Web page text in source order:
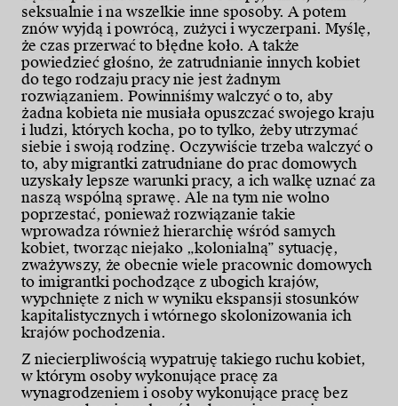
seksualnie i na wszelkie inne sposoby. A potem
znów wyjdą i powrócą, zużyci i wyczerpani. Myślę,
że czas przerwać to błędne koło. A także
powiedzieć głośno, że zatrudnianie innych kobiet
do tego rodzaju pracy nie jest żadnym
rozwiązaniem. Powinniśmy walczyć o to, aby
żadna kobieta nie musiała opuszczać swojego kraju
i ludzi, których kocha, po to tylko, żeby utrzymać
siebie i swoją rodzinę. Oczywiście trzeba walczyć o
to, aby migrantki zatrudniane do prac domowych
uzyskały lepsze warunki pracy, a ich walkę uznać za
naszą wspólną sprawę. Ale na tym nie wolno
poprzestać, ponieważ rozwiązanie takie
wprowadza również hierarchię wśród samych
kobiet, tworząc niejako „kolonialną” sytuację,
zważywszy, że obecnie wiele pracownic domowych
to imigrantki pochodzące z ubogich krajów,
wypchnięte z nich w wyniku ekspansji stosunków
kapitalistycznych i wtórnego skolonizowania ich
krajów pochodzenia.
Z niecierpliwością wypatruję takiego ruchu kobiet,
w którym osoby wykonujące pracę za
wynagrodzeniem i osoby wykonujące pracę bez